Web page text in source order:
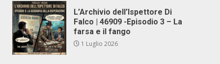
L’Archivio dell’Ispettore Di
Falco | 46909 -Episodio 3 – La
farsa e il fango
1 Luglio 2026